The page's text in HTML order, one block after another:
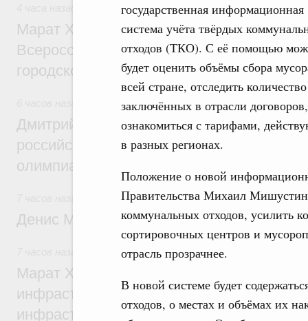
государственная информационная
система учёта твёрдых
отходов (ТКО). С её помощью
будет оценить объёмы сбора
всей стране, отследить количество
заключённых в отрасли договоров,
ознакомиться с тарифами,
в разных регионах.
Положение о новой
Правительства Михаил
коммунальных отходов, усилить
сортировочных центров и
отрасль прозрачнее.
В новой системе будет
отходов, о местах и объёмах их
Экономика городов. Городская среда
Марат Хуснуллин провёл заседание
Всероссийского конкурса лучших
городской среды
Отрасль информационных технологий
Дмитрий Чернышенко и Сергей Кравцов
российскую сборную с победой на
олимпиаде по искусственному
Общие вопросы промышленной политики
Денис Мантуров посетил Ярославскую
Бюджеты субъектов Федерации.
Марат Хуснуллин: 15 объектов
инфраструктуры построили и обновили
инфраструктурным кредитам